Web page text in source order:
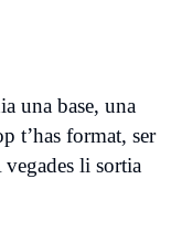
una base, una
t’has format, ser
li sortia